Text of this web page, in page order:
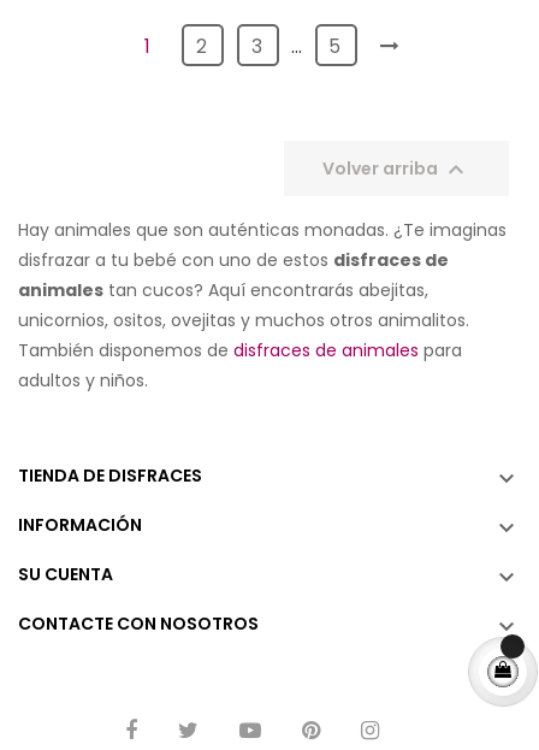
1 2 3 … 5
Volver arriba 
Hay animales que son auténticas monadas. ¿Te imaginas
disfrazar a tu bebé con uno de estos disfraces de
animales tan cucos? Aquí encontrarás abejitas,
unicornios, ositos, ovejitas y muchos otros animalitos.
También disponemos de disfraces de animales para
adultos y niños.
TIENDA DE DISFRACES 
INFORMACIÓN 
SU CUENTA 
CONTACTE CON NOSOTROS 